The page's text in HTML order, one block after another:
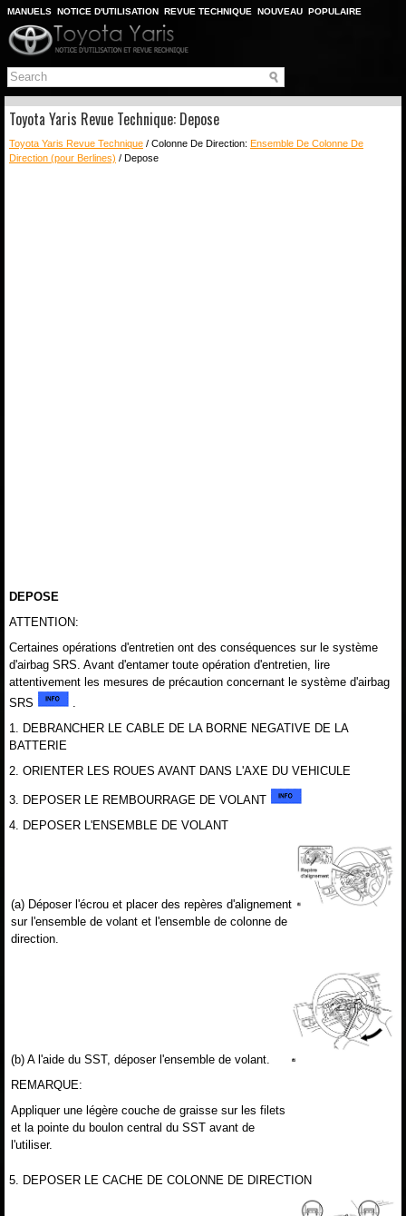
MANUELS NOTICE D'UTILISATION REVUE TECHNIQUE NOUVEAU POPULAIRE
PLAN DU SITE
CHERCHER
Toyota Yaris Revue Technique: Depose
Toyota Yaris Revue Technique / Colonne De Direction: Ensemble De Colonne De
Direction (pour Berlines) / Depose
DEPOSE
ATTENTION:
Certaines opérations d'entretien ont des conséquences sur le système
d'airbag SRS. Avant d'entamer toute opération d'entretien, lire
attentivement les mesures de précaution concernant le système d'airbag
SRS
1. DEBRANCHER LE CABLE DE LA BORNE NEGATIVE DE LA
BATTERIE
2. ORIENTER LES ROUES AVANT DANS L'AXE DU VEHICULE
3. DEPOSER LE REMBOURRAGE DE VOLANT
4. DEPOSER L'ENSEMBLE DE VOLANT
(a) Déposer l'écrou et placer des repères d'alignement
sur l'ensemble de volant et l'ensemble de colonne de
direction.
(b) A l'aide du SST, déposer l'ensemble de volant.
REMARQUE:
Appliquer une légère couche de graisse sur les filets
et la pointe du boulon central du SST avant de
l'utiliser.
5. DEPOSER LE CACHE DE COLONNE DE DIRECTION